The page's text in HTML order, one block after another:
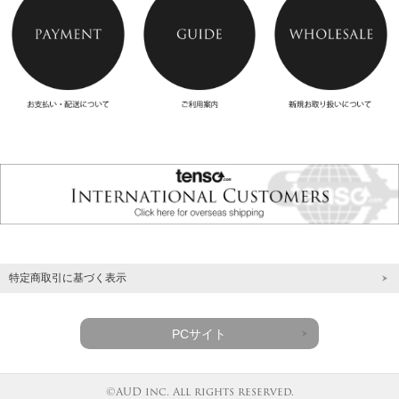
特定商取引に基づく表示
PCサイト
©AUD inc. All rights reserved.